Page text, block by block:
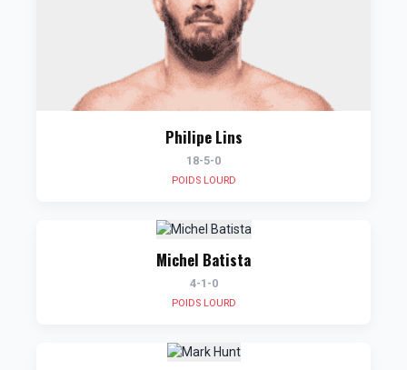
Philipe Lins
18-5-0
POIDS LOURD
Michel Batista
4-1-0
POIDS LOURD